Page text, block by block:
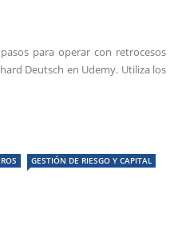
para operar con retrocesos
Deutsch en Udemy. Utiliza los
GESTIÓN DE RIESGO Y CAPITAL